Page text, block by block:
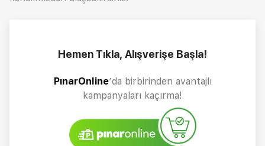
Hemen Tıkla, Alışverişe Başla!
PınarOnline’da birbirinden avantajlı
kampanyaları kaçırma!